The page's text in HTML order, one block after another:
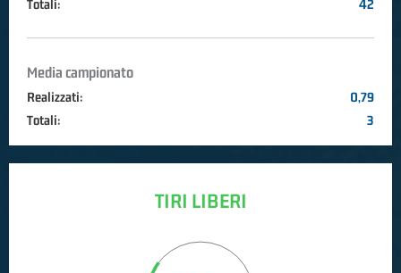
Totali: 42
Media campionato
Realizzati:
0,79
Totali:
3
TIRI LIBERI